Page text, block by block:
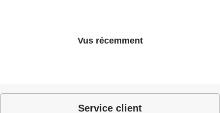
Vus récemment
Service client